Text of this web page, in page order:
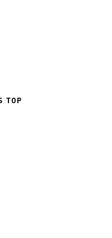
TOP